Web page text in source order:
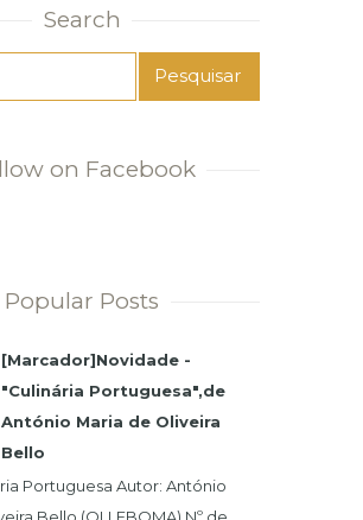
Search
on Facebook
Popular Posts
[Marcador]Novidade -
"Culinária Portuguesa",de
António Maria de Oliveira
Bello
Portuguesa Autor: António